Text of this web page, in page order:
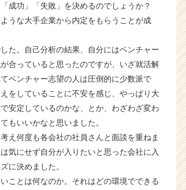
ン
チ
ー・
成
長
企
業
か
ら
ス
ウ
ト
が
成功」「失敗」を決めるのでしょうか？
うな大手企業から内定をもらうことが成
た。自己分析の結果、自分にはベンチャー
合っていると思ったのですが、いざ就活解
ベンチャー志望の人は圧倒的に少数派で
をしていることに不安を感じ、やっぱり大
安定しているのかな、とか、わざわざ変わ
もいいかなと思いました。
え何度も各会社の社員さんと面談を重ねま
気にせず自分が入りたいと思った会社に入
に決めました。
ことは何なのか。それはどの環境でできる